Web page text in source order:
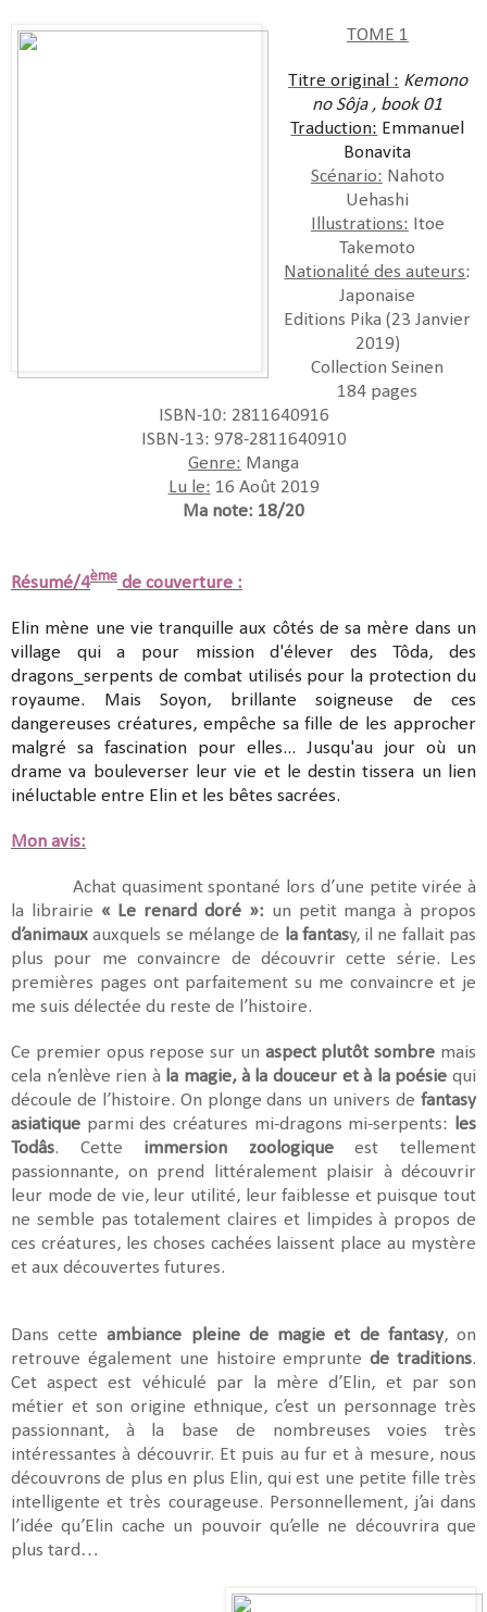
TOME 1
Titre original : Kemono
no Sôja , book 01
Traduction: Emmanuel
Bonavita
Scénario: Nahoto
Uehashi
Illustrations: Itoe
Takemoto
Nationalité des auteurs:
Japonaise
Editions Pika (23 Janvier
2019)
Collection Seinen
184 pages
ISBN-10: 2811640916
ISBN-13: 978-2811640910
Genre: Manga
Lu le: 16 Août 2019
Ma note: 18/20
Résumé/4ème de couverture :
Elin mène une vie tranquille aux côtés de sa mère dans un
village qui a pour mission d'élever des Tôda, des
dragons_serpents de combat utilisés pour la protection du
royaume. Mais Soyon, brillante soigneuse de ces
dangereuses créatures, empêche sa fille de les approcher
malgré sa fascination pour elles... Jusqu'au jour où un
drame va bouleverser leur vie et le destin tissera un lien
inéluctable entre Elin et les bêtes sacrées.
Mon avis:
Achat quasiment spontané lors d’une petite virée à
la librairie « Le renard doré »: un petit manga à propos
d’animaux auxquels se mélange de la fantasy, il ne fallait pas
plus pour me convaincre de découvrir cette série. Les
premières pages ont parfaitement su me convaincre et je
me suis délectée du reste de l’histoire.
Ce premier opus repose sur un aspect plutôt sombre mais
cela n’enlève rien à la magie, à la douceur et à la poésie qui
découle de l’histoire. On plonge dans un univers de fantasy
asiatique parmi des créatures mi-dragons mi-serpents:
les
Todâs. Cette immersion zoologiqueest tellement
passionnante, on prend littéralement plaisir à découvrir
leur mode de vie, leur utilité, leur faiblesse et puisque tout
ne semble pas totalement claires et limpides à propos de
ces créatures, les choses cachées laissent place au mystère
et aux découvertes futures.
Dans cetteambiance pleine de magie et de fantasy, on
retrouve également une histoire empruntede traditions.
Cet aspect est véhiculé par la mère d’Elin, et par son
métier et son origine ethnique, c’est un personnage très
passionnant, à la base de nombreuses voies très
intéressantes à découvrir. Et puis au fur et à mesure, nous
découvrons de plus en plus Elin, qui est une petite fille très
intelligente et très courageuse. Personnellement, j’ai dans
l’idée qu’Elin cache un pouvoir qu’elle ne découvrira que
plus tard…